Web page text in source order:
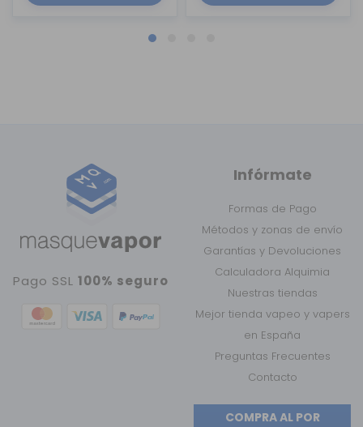
Pago SSL100% seguro
Infórmate
Formas de Pago
Métodos y zonas de envío
Garantías y Devoluciones
Calculadora Alquimia
Nuestras tiendas
Mejor tienda vapeo y vapers
en España
Preguntas Frecuentes
Contacto
COMPRA AL POR